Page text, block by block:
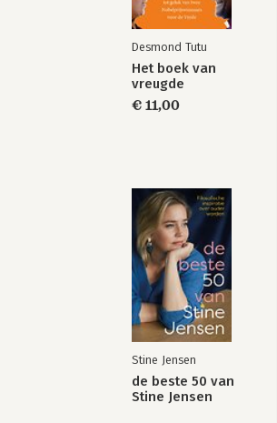
Desmond Tutu
Het boek van
vreugde
€ 11,00
Stine Jensen
de beste 50 van
Stine Jensen